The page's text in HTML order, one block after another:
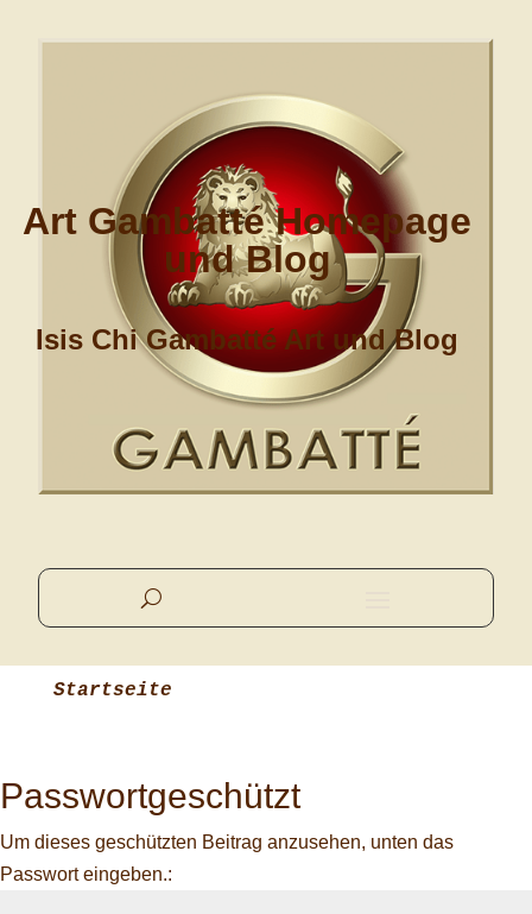
Art Gambatté Homepage
und Blog
Isis Chi Gambatté Art und Blog
Startseite
Passwortgeschützt
Um dieses geschützten Beitrag anzusehen, unten das
Passwort eingeben.: